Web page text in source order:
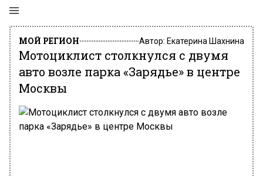
МОЙ РЕГИОН Автор: Екатерина Шахнина
Мотоциклист столкнулся с двумя
авто возле парка «Зарядье» в центре
Москвы